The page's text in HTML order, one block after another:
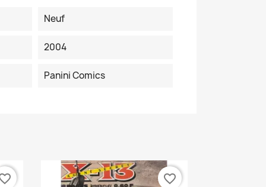
Neuf
2004
Panini Comics
favorite_border